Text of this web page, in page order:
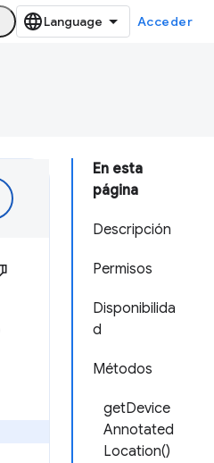
Acceder
En esta
página
Descripción
Permisos
Disponibilida
d
Métodos
getDevice
Annotated
Location()